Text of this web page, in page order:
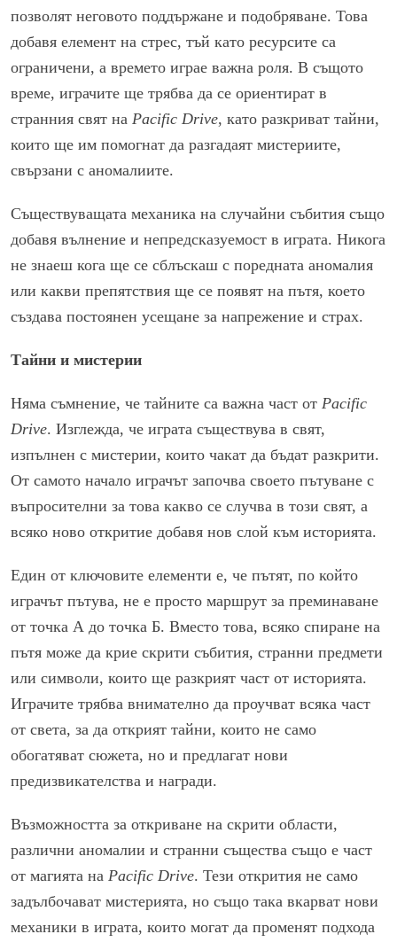
позволят неговото поддържане и подобряване. Това
добавя елемент на стрес, тъй като ресурсите са
ограничени, а времето играе важна роля. В същото
време, играчите ще трябва да се ориентират в
странния свят на Pacific Drive, като разкриват тайни,
които ще им помогнат да разгадаят мистериите,
свързани с аномалиите.
Съществуващата механика на случайни събития също
добавя вълнение и непредсказуемост в играта. Никога
не знаеш кога ще се сблъскаш с поредната аномалия
или какви препятствия ще се появят на пътя, което
създава постоянен усещане за напрежение и страх.
Тайни и мистерии
Няма съмнение, че тайните са важна част от Pacific
Drive. Изглежда, че играта съществува в свят,
изпълнен с мистерии, които чакат да бъдат разкрити.
От самото начало играчът започва своето пътуване с
въпросителни за това какво се случва в този свят, а
всяко ново откритие добавя нов слой към историята.
Един от ключовите елементи е, че пътят, по който
играчът пътува, не е просто маршрут за преминаване
от точка А до точка Б. Вместо това, всяко спиране на
пътя може да крие скрити събития, странни предмети
или символи, които ще разкрият част от историята.
Играчите трябва внимателно да проучват всяка част
от света, за да открият тайни, които не само
обогатяват сюжета, но и предлагат нови
предизвикателства и награди.
Възможността за откриване на скрити области,
различни аномалии и странни същества също е част
от магията на Pacific Drive. Тези открития не само
задълбочават мистерията, но също така вкарват нови
механики в играта, които могат да променят подхода